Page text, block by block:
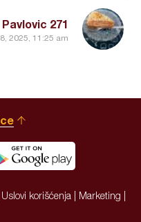
271
2025, 11:25 am
Uslovi korišćenja Marketing